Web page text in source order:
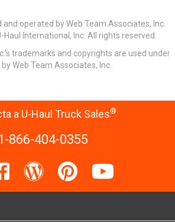
operated by Web Team Associates, Inc.
International, Inc. All rights reserved.
trademarks and copyrights are used under
Web Team Associates, Inc.
a U-Haul Truck Sales®
866-404-0355